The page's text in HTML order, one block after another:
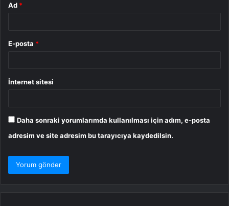
Ad *
E-posta *
İnternet sitesi
Daha sonraki yorumlarımda kullanılması için adım, e-posta
adresim ve site adresim bu tarayıcıya kaydedilsin.